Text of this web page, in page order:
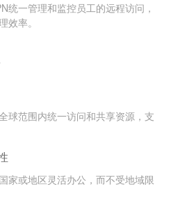
统一管理和监控员工的远程访问，
效率。
球范围内统一访问和共享资源，支
家或地区灵活办公，而不受地域限